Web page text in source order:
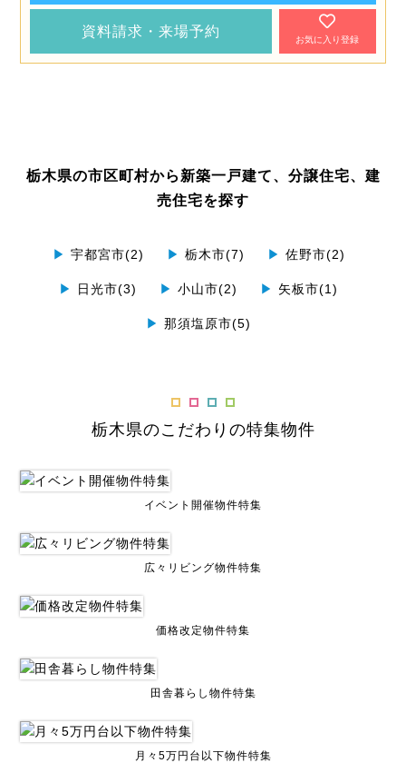
資料請求・来場予約
お気に入り登録
栃木県の市区町村から新築一戸建て、分譲住宅、建
売住宅を探す
▶ 宇都宮市(2) ▶ 栃木市(7) ▶ 佐野市(2)
▶ 日光市(3) ▶ 小山市(2) ▶ 矢板市(1)
▶ 那須塩原市(5)
栃木県のこだわりの特集物件
イベント開催物件特集
広々リビング物件特集
価格改定物件特集
田舎暮らし物件特集
月々5万円台以下物件特集